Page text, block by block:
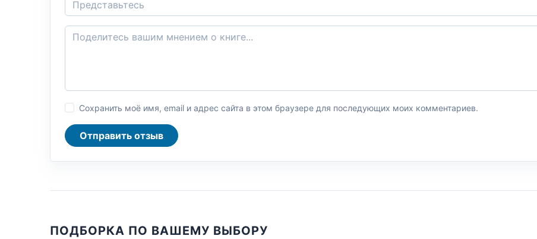
Сохранить моё имя, email и адрес сайта в этом браузере для последующих моих комментариев.
Отправить отзыв
ПОДБОРКА ПО ВАШЕМУ ВЫБОРУ